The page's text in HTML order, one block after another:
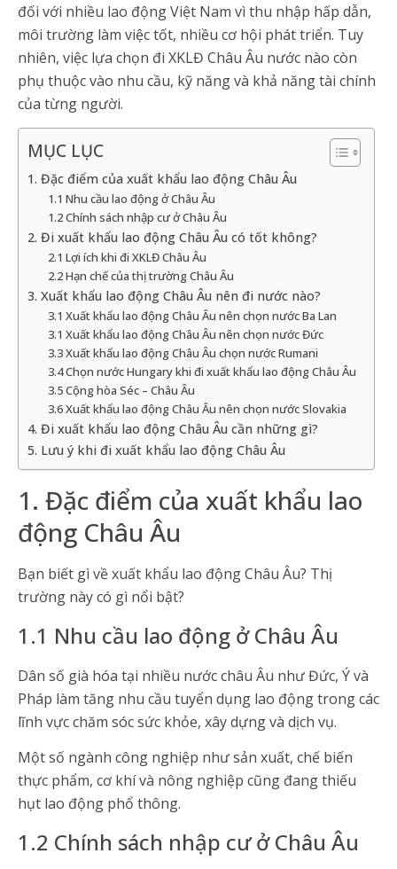
đối với nhiều lao động Việt Nam vì thu nhập hấp dẫn,
môi trường làm việc tốt, nhiều cơ hội phát triển. Tuy
nhiên, việc lựa chọn đi XKLĐ Châu Âu nước nào còn
phụ thuộc vào nhu cầu, kỹ năng và khả năng tài chính
của từng người.
MỤC LỤC
1. Đặc điểm của xuất khẩu lao động Châu Âu
1.1 Nhu cầu lao động ở Châu Âu
1.2 Chính sách nhập cư ở Châu Âu
2. Đi xuất khẩu lao động Châu Âu có tốt không?
2.1 Lợi ích khi đi XKLĐ Châu Âu
2.2 Hạn chế của thị trường Châu Âu
3. Xuất khẩu lao động Châu Âu nên đi nước nào?
3.1 Xuất khẩu lao động Châu Âu nên chọn nước Ba Lan
3.1 Xuất khẩu lao động Châu Âu nên chọn nước Đức
3.3 Xuất khẩu lao động Châu Âu chọn nước Rumani
3.4 Chọn nước Hungary khi đi xuất khẩu lao động Châu Âu
3.5 Cộng hòa Séc – Châu Âu
3.6 Xuất khẩu lao động Châu Âu nên chọn nước Slovakia
4. Đi xuất khẩu lao động Châu Âu cần những gì?
5. Lưu ý khi đi xuất khẩu lao động Châu Âu
1. Đặc điểm của xuất khẩu lao
động Châu Âu
Bạn biết gì về xuất khẩu lao động Châu Âu? Thị
trường này có gì nổi bật?
1.1 Nhu cầu lao động ở Châu Âu
Dân số già hóa tại nhiều nước châu Âu như Đức, Ý và
Pháp làm tăng nhu cầu tuyển dụng lao động trong các
lĩnh vực chăm sóc sức khỏe, xây dựng và dịch vụ.
Một số ngành công nghiệp như sản xuất, chế biến
thực phẩm, cơ khí và nông nghiệp cũng đang thiếu
hụt lao động phổ thông.
1.2 Chính sách nhập cư ở Châu Âu